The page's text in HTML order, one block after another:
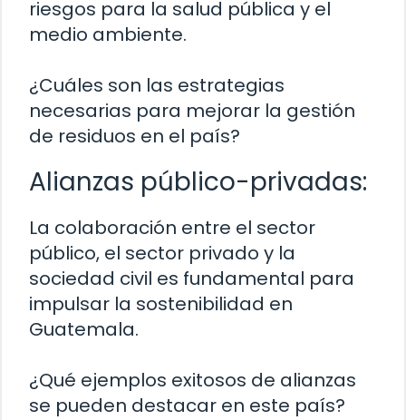
riesgos para la salud pública y el
medio ambiente.
¿Cuáles son las estrategias
necesarias para mejorar la gestión
de residuos en el país?
Alianzas público-privadas:
La colaboración entre el sector
público, el sector privado y la
sociedad civil es fundamental para
impulsar la sostenibilidad en
Guatemala.
¿Qué ejemplos exitosos de alianzas
se pueden destacar en este país?